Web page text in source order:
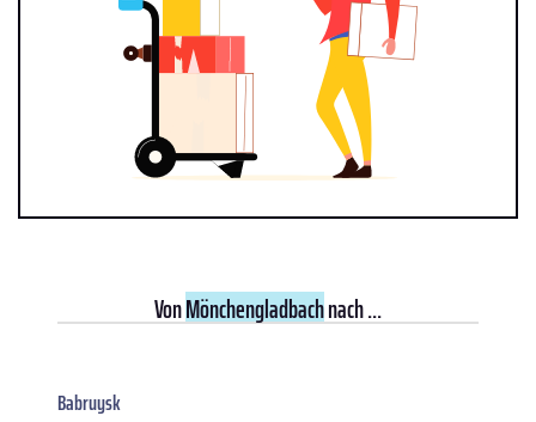
VonMönchengladbachnach ...
Babruysk